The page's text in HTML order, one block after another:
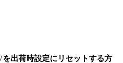
を出荷時設定にリセットする方